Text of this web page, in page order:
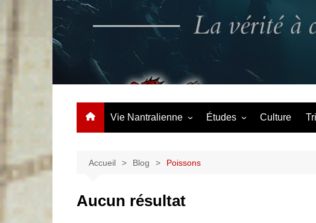
La vérité à contre courant
Vie Nantralienne
Clubs & Assos
Études Culture
Accueil Blog Poissons
Aucun résultat